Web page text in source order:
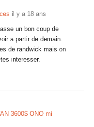
il y a 18 ans
un bon coup de
a partir de demain.
de randwick mais on
interesser.
3600$ ONO mi